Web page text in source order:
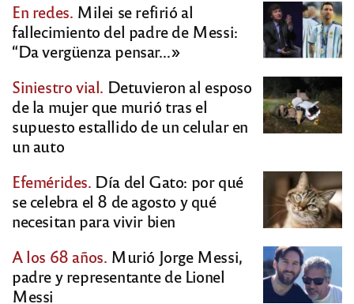
En redes. Milei se refirió al
fallecimiento del padre de Messi:
“Da vergüenza pensar…»
Siniestro vial. Detuvieron al esposo
de la mujer que murió tras el
supuesto estallido de un celular en
un auto
Efemérides. Día del Gato: por qué
se celebra el 8 de agosto y qué
necesitan para vivir bien
A los 68 años. Murió Jorge Messi,
padre y representante de Lionel
Messi